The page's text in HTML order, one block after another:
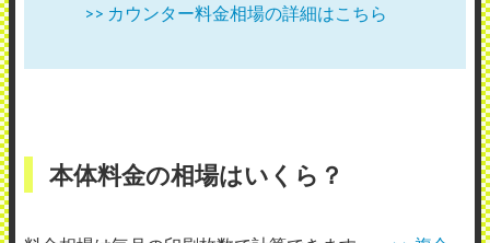
>> カウンター料金相場の詳細はこちら
本体料金の相場はいくら？